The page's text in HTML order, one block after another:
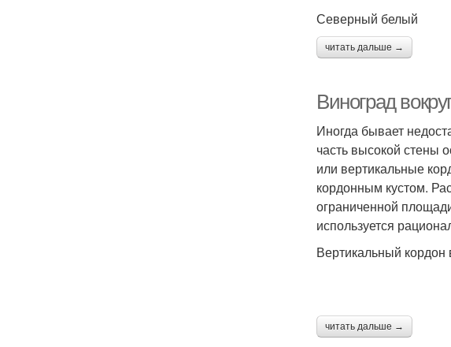
Северный белый
читать дальше →
Виноград
Иногда бывает
часть высокой стены
или вертикальные
кордонным кустом.
ограниченной
используется
Вертикальный кордон
читать дальше →